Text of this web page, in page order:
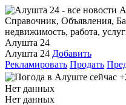
Алушта 24
Алушта 24 Добавить
Рекламировать Продать
Нет данных
Нет данных